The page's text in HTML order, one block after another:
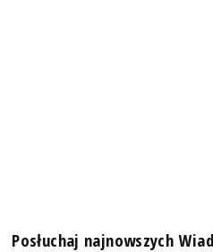
Posłuchaj najnowszych